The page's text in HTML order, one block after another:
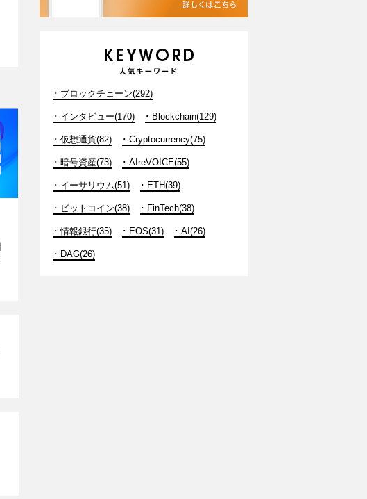
ブロックチェーン(292)
インタビュー(170) Blockchain(129)
仮想通貨(82) Cryptocurrency(75)
暗号資産(73) AIreVOICE(55)
イーサリウム(51) ETH(39)
ビットコイン(38) FinTech(38)
情報銀行(35) EOS(31) AI(26)
DAG(26)